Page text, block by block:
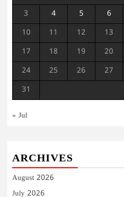
3 4 5 6
10 11 12 13
17 18 19 20
24 25 26 27
31
« Jul
ARCHIVES
August 2026
July 2026